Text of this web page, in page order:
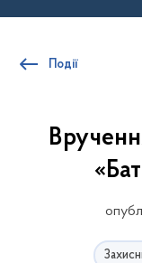
Події